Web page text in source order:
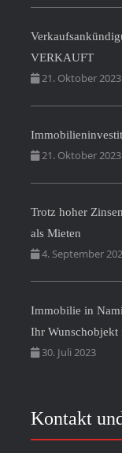
VERKAUFT
21. Oktober 2023
21. Oktober 2023
Trotz hoher
als Mieten
4. September
Immobilie in
Ihr Wunschobjekt
30. Juli 2023
Kontakt